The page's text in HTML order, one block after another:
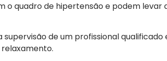
o quadro de hipertensão e podem
de um profissional qualificado